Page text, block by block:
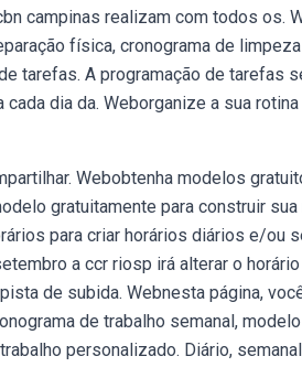
campinas realizam com todos os.
física, cronograma de
tarefas. A programação de tarefas
dia da. Weborganize a sua
Webobtenha modelos
gratuitamente para construir
para criar horários diários e/ou
a ccr riosp irá alterar o
de subida. Webnesta página,
de trabalho semanal,
personalizado. Diário,